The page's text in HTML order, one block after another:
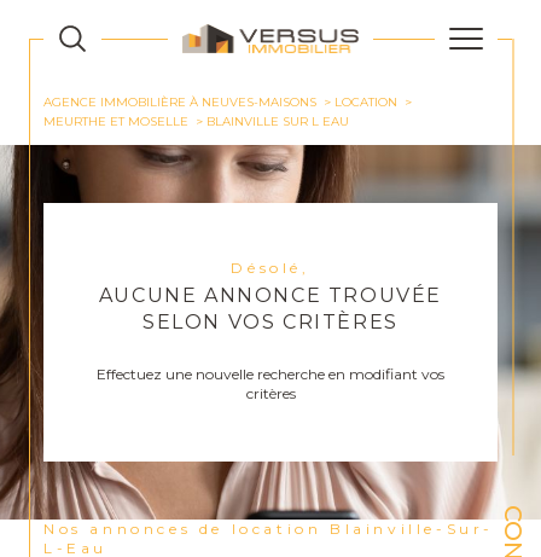
AGENCE IMMOBILIÈRE À NEUVES-MAISONS
LOCATION
MEURTHE ET MOSELLE
BLAINVILLE SUR L EAU
Désolé,
AUCUNE ANNONCE TROUVÉE
SELON VOS CRITÈRES
Effectuez une nouvelle recherche en modifiant vos
critères
Nos annonces de location Blainville-Sur-
L-Eau